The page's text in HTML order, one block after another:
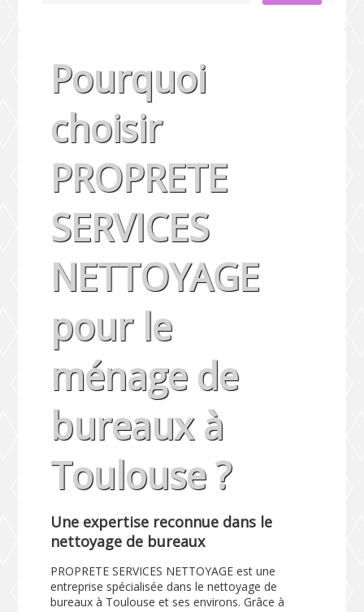
Pourquoi
choisir
PROPRETE
SERVICES
NETTOYAGE
pour le
ménage de
bureaux à
Toulouse ?
Une expertise reconnue dans le
nettoyage de bureaux
PROPRETE SERVICES NETTOYAGE est une
entreprise spécialisée dans le nettoyage de
bureaux à Toulouse et ses environs. Grâce à